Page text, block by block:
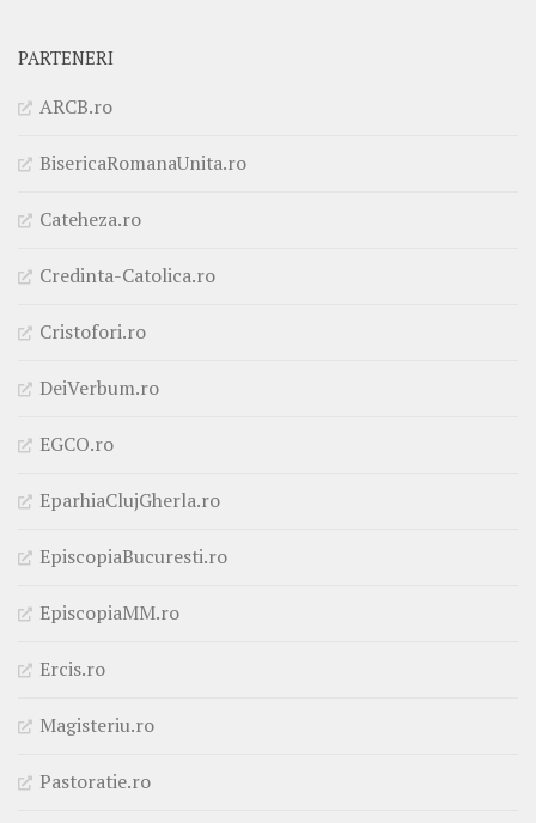
PARTENERI
ARCB.ro
BisericaRomanaUnita.ro
Cateheza.ro
Credinta-Catolica.ro
Cristofori.ro
DeiVerbum.ro
EGCO.ro
EparhiaClujGherla.ro
EpiscopiaBucuresti.ro
EpiscopiaMM.ro
Ercis.ro
Magisteriu.ro
Pastoratie.ro